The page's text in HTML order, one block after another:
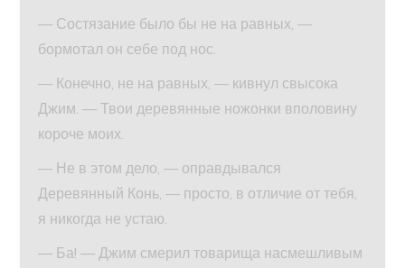
— Состязание было бы не на равных, —
бормотал он себе под нос.
— Конечно, не на равных, — кивнул свысока
Джим. — Твои деревянные ножонки вполовину
короче моих.
— Не в этом дело, — оправдывался
Деревянный Конь, — просто, в отличие от тебя,
я никогда не устаю.
— Ба! — Джим смерил товарища насмешливым